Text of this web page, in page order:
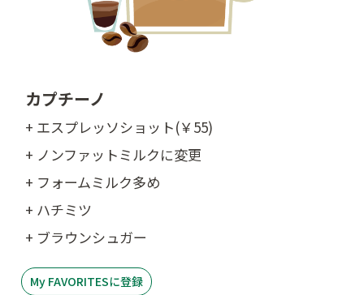
カプチーノ
+ エスプレッソショット(￥55)
+ ノンファットミルクに変更
+ フォームミルク多め
+ ハチミツ
+ ブラウンシュガー
My FAVORITESに登録